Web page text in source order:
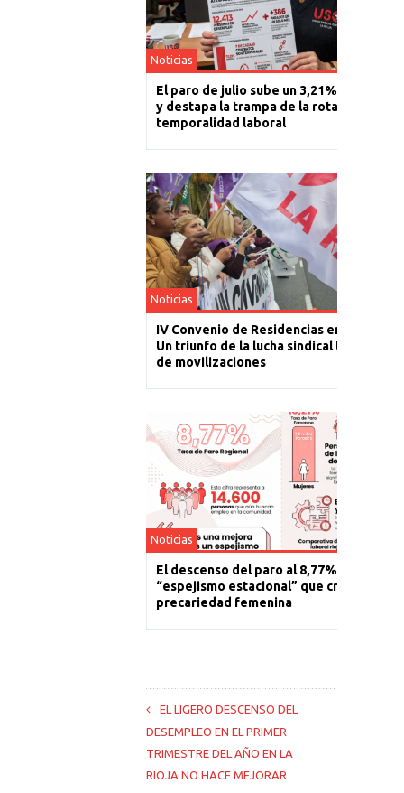
Noticias
El paro de julio sube un 3,21% en La
y destapa la trampa de la rotación y la
temporalidad laboral
Noticias
IV Convenio de Residencias en La Rioja:
Un triunfo de la lucha sindical tras un año
de movilizaciones
Noticias
El descenso del paro al 8,77% es un
“espejismo estacional” que cronifica la
precariedad femenina
EL LIGERO DESCENSO DEL
DESEMPLEO EN EL PRIMER
TRIMESTRE DEL AÑO EN LA
RIOJA NO HACE MEJORAR